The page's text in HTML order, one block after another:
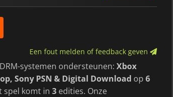
Een fout melden of feedback geven
DRM-systemen ondersteunen: Xbox
Sony PSN & Digital Download op 6
spel komt in 3 edities. Onze